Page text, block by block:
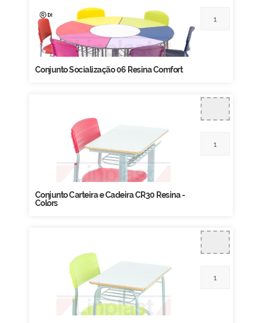
Conjunto Socialização 06 Resina Comfort
Conjunto Carteira e Cadeira CR30 Resina -
Colors